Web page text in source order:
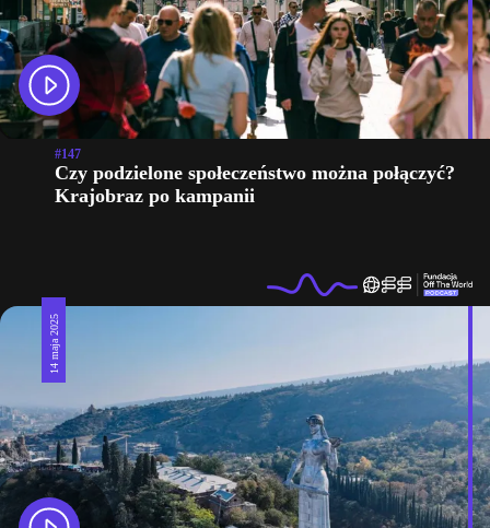
#147
Czy podzielone społeczeństwo można połączyć?
Krajobraz po kampanii
14 maja 2025